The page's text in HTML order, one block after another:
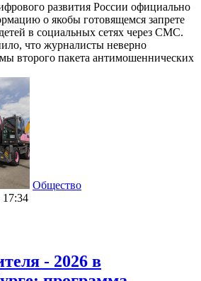
развития России официально
о якобы готовящемся запрете
в социальных сетях через СМС.
что журналисты неверно
второго пакета антимошеннических
Общество
17:34
- 2026 в